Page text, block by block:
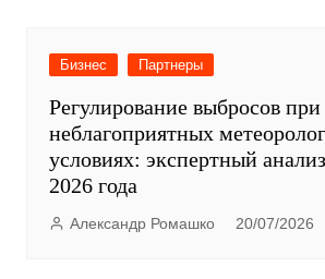
Бизнес Партнеры
Регулирование выбросов при
неблагоприятных
условиях: экспертный
2026 года
Александр Ромашко 20/07/2026